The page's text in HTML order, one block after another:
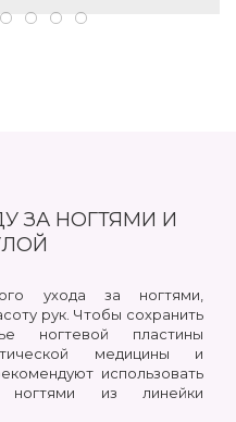
ЗА НОГТЯМИ И
ухода за ногтями,
рук. Чтобы сохранить
ногтевой пластины
медицины и
использовать
из линейки